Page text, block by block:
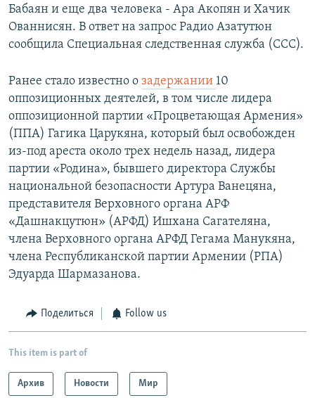
Бабаян и еще два человека - Ара Акопян и Хачик
Ованнисян. В ответ на запрос Радио Азатутюн
сообщила Специальная следственная служба (ССС).
Ранее стало известно о задержании 10
оппозиционных деятелей, в том числе лидера
оппозиционной партии «Процветающая Армения»
(ППА) Гагика Царукяна, который был освобожден
из-под ареста около трех недель назад, лидера
партии «Родина», бывшего директора Службы
национальной безопасности Артура Ванецяна,
представителя Верховного органа АРФ
«Дашнакцутюн» (АРФД) Ишхана Сагателяна,
члена Верховного органа АРФД Гегама Манукяна,
члена Республиканской партии Армении (РПА)
Эдуарда Шармазанова.
Поделиться Follow us
This item is part of
Архив Новости Мир